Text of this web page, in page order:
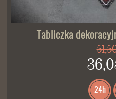
Tabliczka
24h